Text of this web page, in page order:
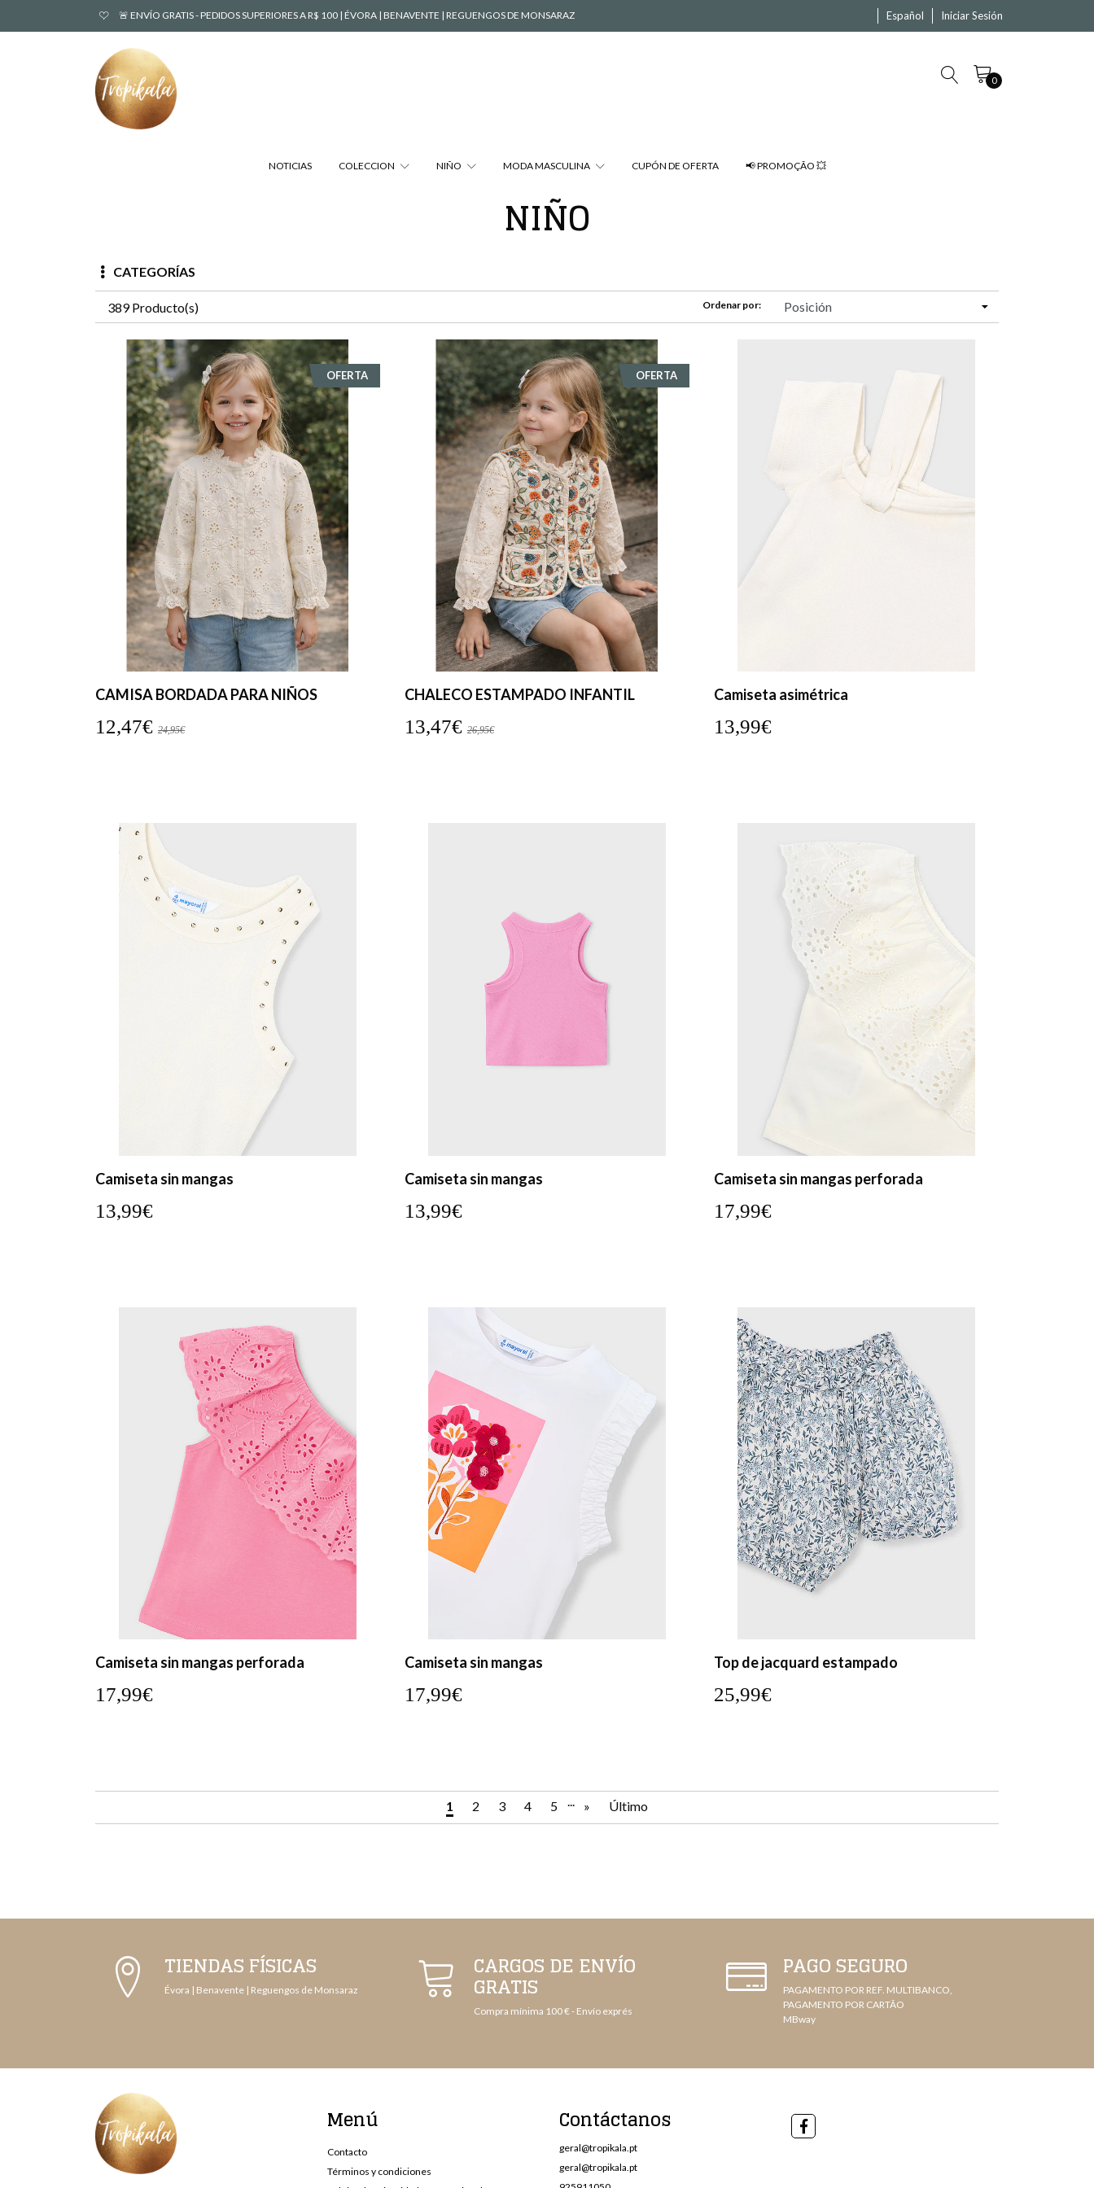
🚨 ENVÍO GRATIS - PEDIDOS SUPERIORES A R$ 100 | ÉVORA | BENAVENTE | REGUENGOS DE MONSARAZ Español Iniciar Sesión
0
NOTICIAS COLECCION NIÑO MODA MASCULINA CUPÓN DE OFERTA 📢 PROMOÇÃO 💥
NIÑO
CATEGORÍAS
389 Producto(s) Ordenar por:
OFERTA
CAMISA BORDADA PARA NIÑOS
12,47€ 24,95€
OFERTA
CHALECO ESTAMPADO INFANTIL
13,47€ 26,95€
Camiseta asimétrica
13,99€
Camiseta sin mangas
13,99€
Camiseta sin mangas
13,99€
Camiseta sin mangas perforada
17,99€
Camiseta sin mangas perforada
17,99€
Camiseta sin mangas
17,99€
Top de jacquard estampado
25,99€
1 2 3 4 5 ... » Último
TIENDAS FÍSICAS
Évora | Benavente | Reguengos de Monsaraz
CARGOS DE ENVÍO
GRATIS
Compra mínima 100 € - Envío exprés
PAGO SEGURO
PAGAMENTO POR REF. MULTIBANCO,
PAGAMENTO POR CARTÃO
MBway
Menú
Contacto
Términos y condiciones
Contáctanos
geral@tropikala.pt
geral@tropikala.pt